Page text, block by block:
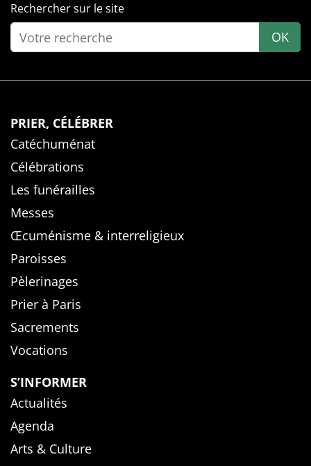
Rechercher sur le site
OK
PRIER, CÉLÉBRER
Catéchuménat
Célébrations
Les funérailles
Messes
Œcuménisme & interreligieux
Paroisses
Pèlerinages
Prier à Paris
Sacrements
Vocations
S’INFORMER
Actualités
Agenda
Arts & Culture